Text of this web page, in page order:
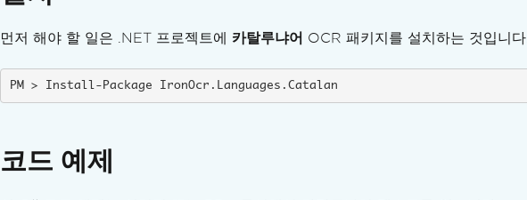
누락된 함수 RenderPageBitmapHighQuality
대용량 PDF 파일
대량 OCR 메모리 피크
예기치 않은 공백
먼저 해야 할 일은 .NET 프로젝트에 카탈루냐어 OCR 패키지를 설치하는 것입니다.
Install-Package IronOcr.Languages.Catalan
코드 예제